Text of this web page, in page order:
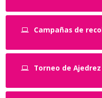
Campañas de
Torneo de